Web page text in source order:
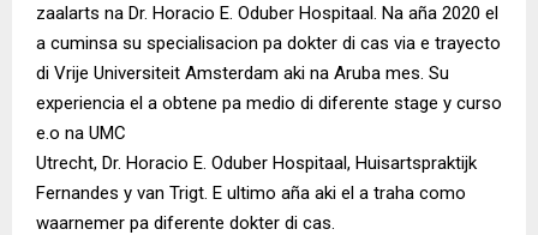
zaalarts na Dr. Horacio E. Oduber Hospitaal. Na aña 2020 el
a cuminsa su specialisacion pa dokter di cas via e trayecto
di Vrije Universiteit Amsterdam aki na Aruba mes. Su
experiencia el a obtene pa medio di diferente stage y curso
e.o na UMC
Utrecht, Dr. Horacio E. Oduber Hospitaal, Huisartspraktijk
Fernandes y van Trigt. E ultimo aña aki el a traha como
waarnemer pa diferente dokter di cas.